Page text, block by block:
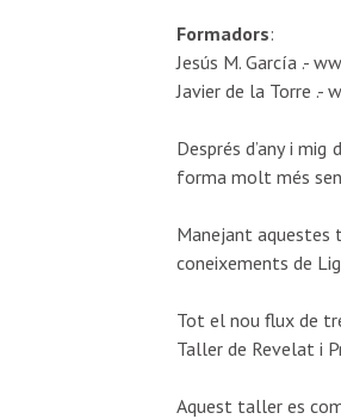
Formadors:
Jesús M. García .-
Javier de la Torre .-
Després d’any i
forma molt més
Manejant aquestes
coneixements de
Tot el nou flux de
Taller de Revelat i
Aquest taller es